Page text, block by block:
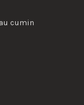
cumin